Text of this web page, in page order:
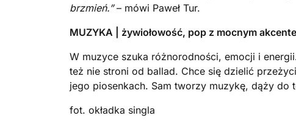
brzmień.”– mówi Paweł Tur.
MUZYKA | żywiołowość, pop z mocnym
W muzyce szuka różnorodności, emocji i
też nie stroni od ballad. Chce się dzielić
jego piosenkach. Sam tworzy muzykę, dąży
fot. okładka singla